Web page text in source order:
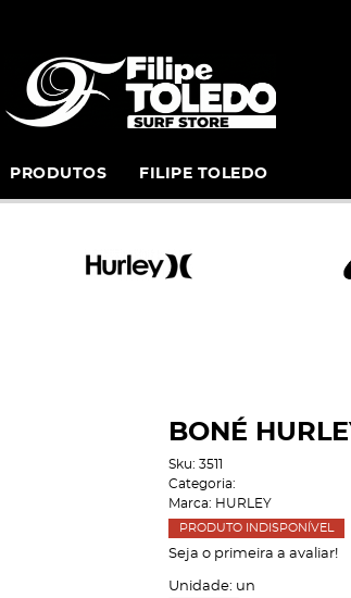
PRODUTOS FILIPE TOLEDO
BONÉ
Sku: 3511
Categoria:
Marca: HURLEY
PRODUTO INDISPONÍVEL
Seja o primeira a avaliar!
Unidade: un